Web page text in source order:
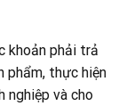
khoản phải trả
phẩm, thực hiện
nghiệp và cho